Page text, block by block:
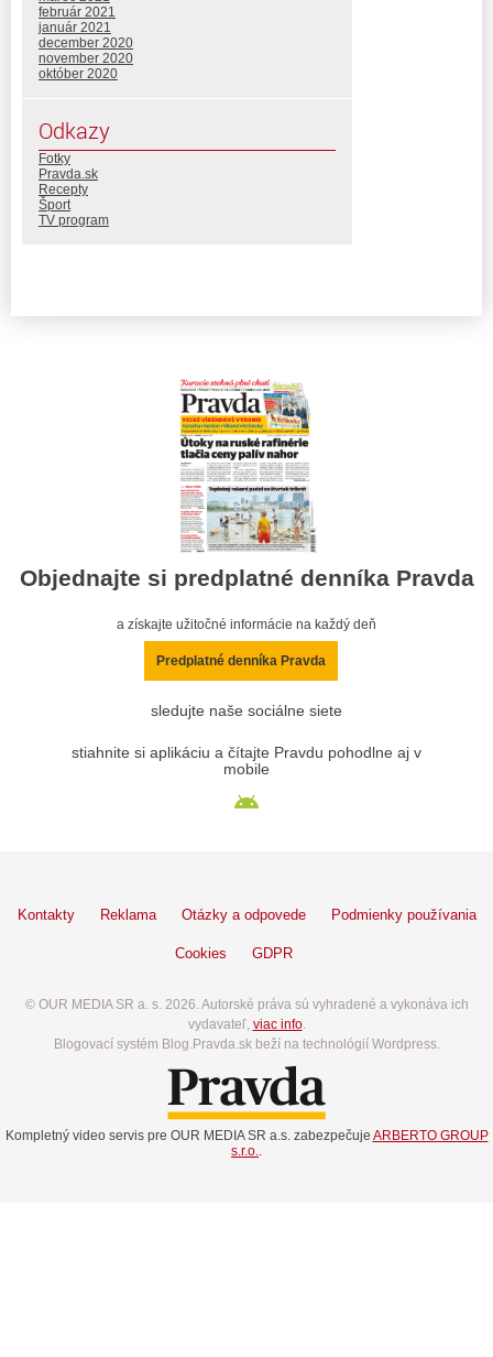
február 2021
január 2021
december 2020
november 2020
október 2020
Odkazy
Fotky
Pravda.sk
Recepty
Šport
TV program
Objednajte si predplatné denníka Pravda
a získajte užitočné informácie na každý deň
Predplatné denníka Pravda
sledujte naše sociálne siete
stiahnite si aplikáciu a čítajte Pravdu pohodlne aj v
mobile
Kontakty Reklama Otázky a odpovede Podmienky používania
Cookies GDPR
© OUR MEDIA SR a. s. 2026. Autorské práva sú vyhradené a vykonáva ich
vydavateľ, viac info.
Blogovací systém Blog.Pravda.sk beží na technológií Wordpress.
Kompletný video servis pre OUR MEDIA SR a.s. zabezpečuje ARBERTO GROUP
s.r.o..